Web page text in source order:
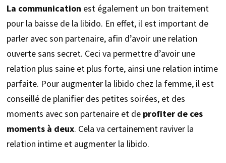
La communication est également un bon traitement
pour la baisse de la libido. En effet, il est important de
parler avec son partenaire, afin d’avoir une relation
ouverte sans secret. Ceci va permettre d’avoir une
relation plus saine et plus forte, ainsi une relation intime
parfaite. Pour augmenter la libido chez la femme, il est
conseillé de planifier des petites soirées, et des
moments avec son partenaire et de profiter de ces
moments à deux. Cela va certainement raviver la
relation intime et augmenter la libido.